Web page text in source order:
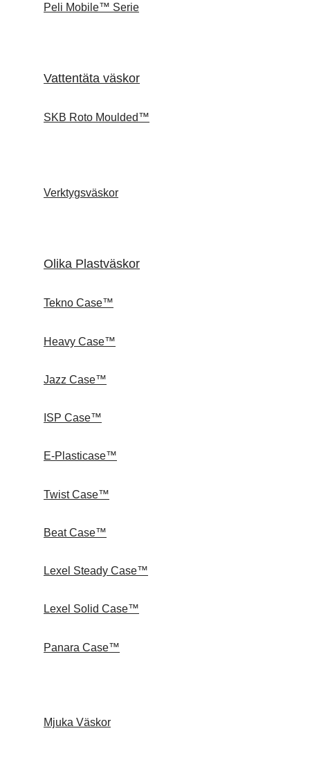
Peli Mobile™ Serie
Vattentäta väskor
SKB Roto Moulded™
Verktygsväskor
Olika Plastväskor
Tekno Case™
Heavy Case™
Jazz Case™
ISP Case™
E-Plasticase™
Twist Case™
Beat Case™
Lexel Steady Case™
Lexel Solid Case™
Panara Case™
Mjuka Väskor